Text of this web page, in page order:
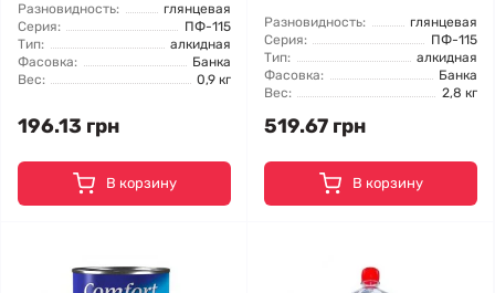
Разновидность:
глянцевая
Серия:
ПФ-115
Тип:
алкидная
Фасовка:
Банка
Вес:
0,9 кг
196.13 грн
В корзину
Разновидность:
глянцевая
Серия:
ПФ-115
Тип:
алкидная
Фасовка:
Банка
Вес:
2,8 кг
519.67 грн
В корзину